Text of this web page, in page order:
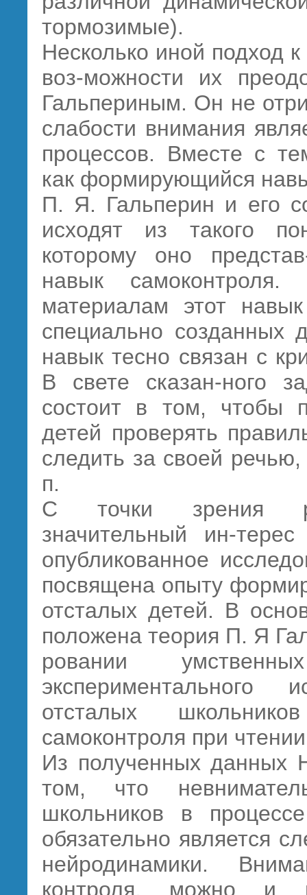
тормозимые).
Несколько иной подход
воз-можности их
Гальпериным. Он не
слабости внимания
процессов. Вместе с
как формирующийся
П. Я. Гальперин и его
исходят из такого
которому оно
навык
материалам этот
специально созданных
навык тесно связан с
В свете сказан-ного
состоит в том, чтобы
детей проверять
следить за своей
п.
С точки зрения
значительный ин-
опубликованное
посвящена опыту
отсталых детей. В
положена теория П. Я
ровании
экспериментального
отсталых
самоконтроля при
Из полученных данных
том, что
школьников в
обязательно является
нейродинамики.
контроля, можно и